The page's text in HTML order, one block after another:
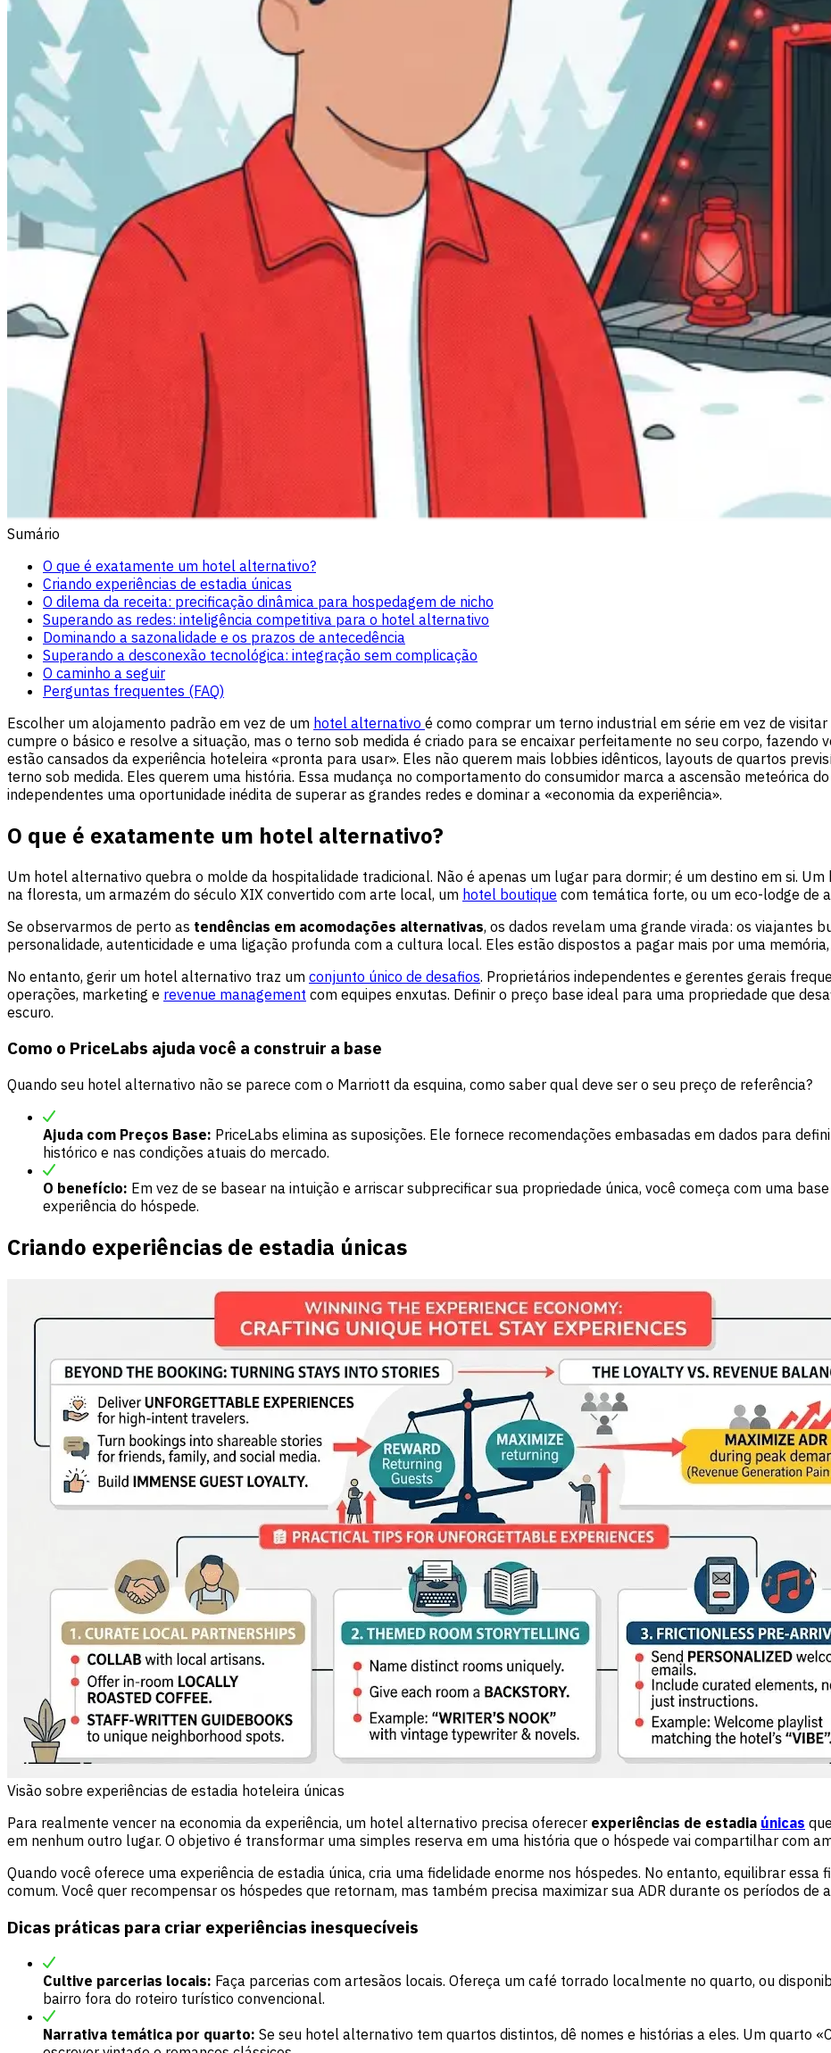
Sumário
O que é exatamente um hotel alternativo?
Criando experiências de estadia únicas
O dilema da receita: precificação dinâmica para hospedagem de nicho
Superando as redes: inteligência competitiva para o hotel alternativo
Dominando a sazonalidade e os prazos de antecedência
Superando a desconexão tecnológica: integração sem complicação
O caminho a seguir
Perguntas frequentes (FAQ)
Escolher um alojamento padrão em vez de um hotel alternativo é como comprar um terno industrial em série em vez de
cumpre o básico e resolve a situação, mas o terno sob medida é criado para se encaixar perfeitamente no seu corpo, fazendo
estão cansados da experiência hoteleira «pronta para usar». Eles não querem mais lobbies idênticos, layouts de quartos
terno sob medida. Eles querem uma história. Essa mudança no comportamento do consumidor marca a ascensão meteórica
independentes uma oportunidade inédita de superar as grandes redes e dominar a «economia da experiência».
O que é exatamente um hotel alternativo?
Um hotel alternativo quebra o molde da hospitalidade tradicional. Não é apenas um lugar para dormir; é um destino em si.
na floresta, um armazém do século XIX convertido com arte local, um hotel boutique com temática forte, ou um eco-lodge de
Se observarmos de perto as tendências em acomodações alternativas, os dados revelam uma grande virada: os viajantes
personalidade, autenticidade e uma ligação profunda com a cultura local. Eles estão dispostos a pagar mais por uma
No entanto, gerir um hotel alternativo traz um conjunto único de desafios. Proprietários independentes e gerentes gerais
operações, marketing e revenue management com equipes enxutas. Definir o preço base ideal para uma propriedade que
escuro.
Como o PriceLabs ajuda você a construir a base
Quando seu hotel alternativo não se parece com o Marriott da esquina, como saber qual deve ser o seu preço de referência?
Ajuda com Preços Base: PriceLabs elimina as suposições. Ele fornece recomendações embasadas em dados para
histórico e nas condições atuais do mercado.
O benefício: Em vez de se basear na intuição e arriscar subprecificar sua propriedade única, você começa com uma
experiência do hóspede.
Criando experiências de estadia únicas
Visão sobre experiências de estadia hoteleira únicas
Para realmente vencer na economia da experiência, um hotel alternativo precisa oferecer experiências de estadia únicas
em nenhum outro lugar. O objetivo é transformar uma simples reserva em uma história que o hóspede vai compartilhar com
Quando você oferece uma experiência de estadia única, cria uma fidelidade enorme nos hóspedes. No entanto, equilibrar essa
comum. Você quer recompensar os hóspedes que retornam, mas também precisa maximizar sua ADR durante os períodos de
Dicas práticas para criar experiências inesquecíveis
Cultive parcerias locais: Faça parcerias com artesãos locais. Ofereça um café torrado localmente no quarto, ou
bairro fora do roteiro turístico convencional.
Narrativa temática por quarto: Se seu hotel alternativo tem quartos distintos, dê nomes e histórias a eles. Um quarto